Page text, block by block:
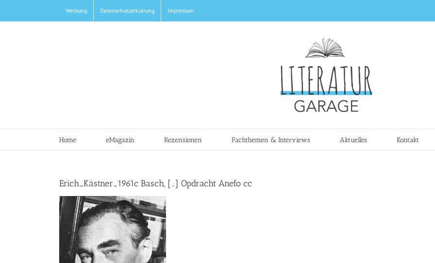
springen
Werbung Datenschutzerklärung Impressum
Home eMagazin Rezensionen Fachthemen & Interviews Aktuelles Kontakt
Erich_Kästner_1961c Basch, […] Opdracht Anefo cc